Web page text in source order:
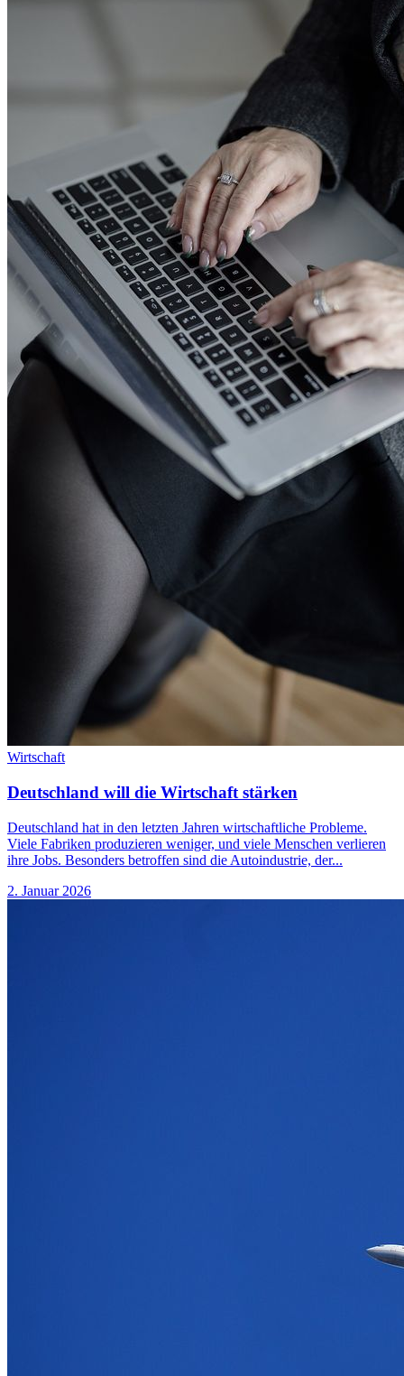
Wirtschaft
Deutschland will die Wirtschaft stärken
Deutschland hat in den letzten Jahren wirtschaftliche Probleme.
Viele Fabriken produzieren weniger, und viele Menschen verlieren
ihre Jobs. Besonders betroffen sind die Autoindustrie, der...
2. Januar 2026